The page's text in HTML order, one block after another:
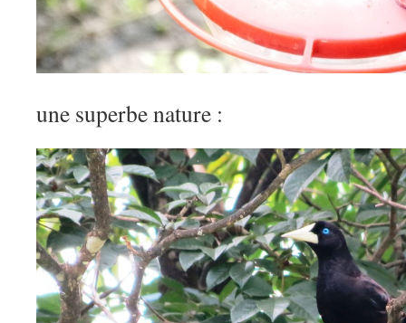
une superbe nature :